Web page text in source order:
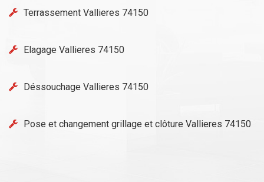
Terrassement Vallieres 74150
Elagage Vallieres 74150
Déssouchage Vallieres 74150
Pose et changement grillage et clôture Vallieres 74150